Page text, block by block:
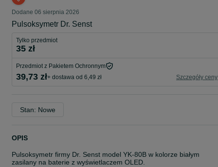
Dodane 06 sierpnia 2026
Pulsoksymetr Dr. Senst
Tylko przedmiot
35 zł
Przedmiot z Pakietem Ochronnym
39,73 zł+ dostawa od 6,49 zł Szczegóły ceny
Stan: Nowe
OPIS
Pulsoksymetr firmy Dr. Senst model YK-80B w kolorze białym
zasilany na baterie z wyświetlaczem OLED.